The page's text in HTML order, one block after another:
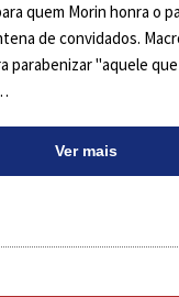
quem Morin honra o
de convidados.
parabenizar "aquele
Ver mais